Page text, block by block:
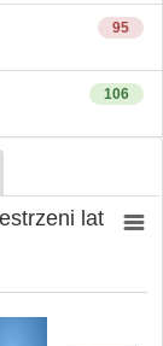
95
106
lat